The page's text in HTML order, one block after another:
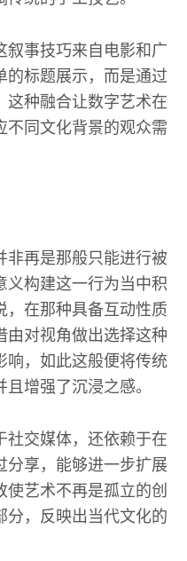
叙事技巧来自电影和广
的标题展示，而是通过
这种融合让数字艺术在
不同文化背景的观众需
非再是那般只能进行被
义构建这一行为当中积
，在那种具备互动性质
由对视角做出选择这种
响，如此这般便将传统
增强了沉浸之感。
社交媒体，还依赖于在
分享，能够进一步扩展
艺术不再是孤立的创
分，反映出当代文化的